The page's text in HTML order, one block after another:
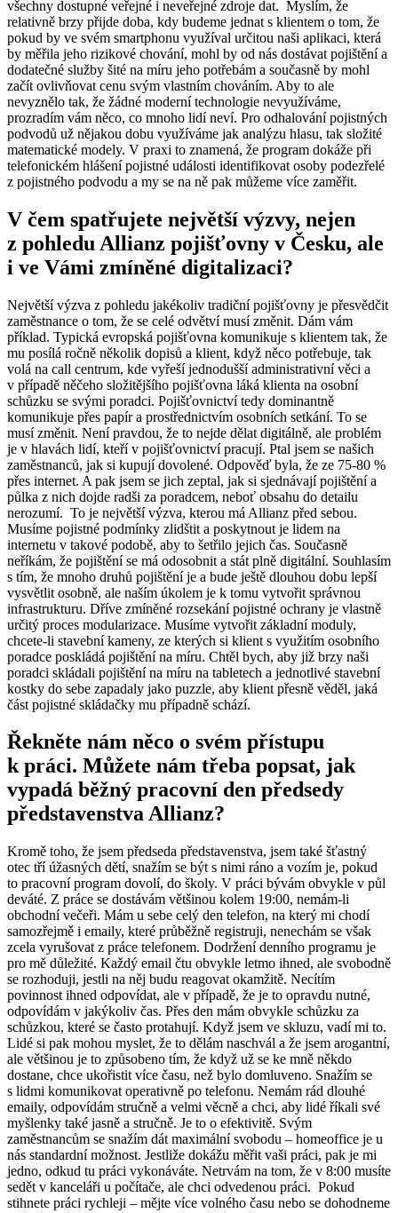
všechny dostupné veřejné i neveřejné zdroje dat. Myslím, že
relativně brzy přijde doba, kdy budeme jednat s klientem o tom, že
pokud by ve svém smartphonu využíval určitou naši aplikaci, která
by měřila jeho rizikové chování, mohl by od nás dostávat pojištění a
dodatečné služby šité na míru jeho potřebám a současně by mohl
začít ovlivňovat cenu svým vlastním chováním. Aby to ale
nevyznělo tak, že žádné moderní technologie nevyužíváme,
prozradím vám něco, co mnoho lidí neví. Pro odhalování pojistných
podvodů už nějakou dobu využíváme jak analýzu hlasu, tak složité
matematické modely. V praxi to znamená, že program dokáže při
telefonickém hlášení pojistné události identifikovat osoby podezřelé
z pojistného podvodu a my se na ně pak můžeme více zaměřit.
V čem spatřujete největší výzvy, nejen
z pohledu Allianz pojišťovny v Česku, ale
i ve Vámi zmíněné digitalizaci?
Největší výzva z pohledu jakékoliv tradiční pojišťovny je přesvědčit
zaměstnance o tom, že se celé odvětví musí změnit. Dám vám
příklad. Typická evropská pojišťovna komunikuje s klientem tak, že
mu posílá ročně několik dopisů a klient, když něco potřebuje, tak
volá na call centrum, kde vyřeší jednodušší administrativní věci a
v případě něčeho složitějšího pojišťovna láká klienta na osobní
schůzku se svými poradci. Pojišťovnictví tedy dominantně
komunikuje přes papír a prostřednictvím osobních setkání. To se
musí změnit. Není pravdou, že to nejde dělat digitálně, ale problém
je v hlavách lidí, kteří v pojišťovnictví pracují. Ptal jsem se našich
zaměstnanců, jak si kupují dovolené. Odpověď byla, že ze 75-80 %
přes internet. A pak jsem se jich zeptal, jak si sjednávají pojištění a
půlka z nich dojde radši za poradcem, neboť obsahu do detailu
nerozumí. To je největší výzva, kterou má Allianz před sebou.
Musíme pojistné podmínky zlidštit a poskytnout je lidem na
internetu v takové podobě, aby to šetřilo jejich čas. Současně
neříkám, že pojištění se má odosobnit a stát plně digitální. Souhlasím
s tím, že mnoho druhů pojištění je a bude ještě dlouhou dobu lepší
vysvětlit osobně, ale naším úkolem je k tomu vytvořit správnou
infrastrukturu. Dříve zmíněné rozsekání pojistné ochrany je vlastně
určitý proces modularizace. Musíme vytvořit základní moduly,
chcete-li stavební kameny, ze kterých si klient s využitím osobního
poradce poskládá pojištění na míru. Chtěl bych, aby již brzy naši
poradci skládali pojištění na míru na tabletech a jednotlivé stavební
kostky do sebe zapadaly jako puzzle, aby klient přesně věděl, jaká
část pojistné skládačky mu případně schází.
Řekněte nám něco o svém přístupu
k práci. Můžete nám třeba popsat, jak
vypadá běžný pracovní den předsedy
představenstva Allianz?
Kromě toho, že jsem předseda představenstva, jsem také šťastný
otec tří úžasných dětí, snažím se být s nimi ráno a vozím je, pokud
to pracovní program dovolí, do školy. V práci bývám obvykle v půl
deváté. Z práce se dostávám většinou kolem 19:00, nemám-li
obchodní večeři. Mám u sebe celý den telefon, na který mi chodí
samozřejmě i emaily, které průběžně registruji, nenechám se však
zcela vyrušovat z práce telefonem. Dodržení denního programu je
pro mě důležité. Každý email čtu obvykle letmo ihned, ale svobodně
se rozhoduji, jestli na něj budu reagovat okamžitě. Necítím
povinnost ihned odpovídat, ale v případě, že je to opravdu nutné,
odpovídám v jakýkoliv čas. Přes den mám obvykle schůzku za
schůzkou, které se často protahují. Když jsem ve skluzu, vadí mi to.
Lidé si pak mohou myslet, že to dělám naschvál a že jsem arogantní,
ale většinou je to způsobeno tím, že když už se ke mně někdo
dostane, chce ukořistit více času, než bylo domluveno. Snažím se
s lidmi komunikovat operativně po telefonu. Nemám rád dlouhé
emaily, odpovídám stručně a velmi věcně a chci, aby lidé říkali své
myšlenky také jasně a stručně. Je to o efektivitě. Svým
zaměstnancům se snažím dát maximální svobodu – homeoffice je u
nás standardní možnost. Jestliže dokážu měřit vaši práci, pak je mi
jedno, odkud tu práci vykonáváte. Netrvám na tom, že v 8:00 musíte
sedět v kanceláři u počítače, ale chci odvedenou práci. Pokud
stihnete práci rychleji – mějte více volného času nebo se dohodneme